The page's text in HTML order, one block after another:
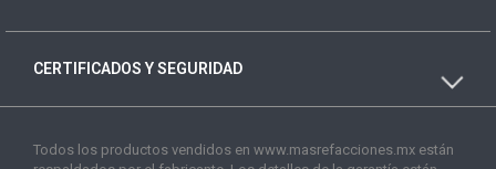
CERTIFICADOS Y SEGURIDAD
Todos los productos vendidos en www.masrefacciones.mx están